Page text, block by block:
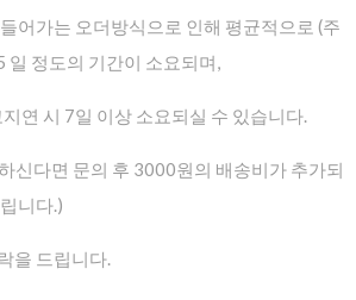
어가는 오더방식으로 인해 평균적으로 (주
일 정도의 기간이 소요되며,
연 시 7일 이상 소요되실 수 있습니다.
신다면 문의 후 3000원의 배송비가 추가되
니다.)
을 드립니다.